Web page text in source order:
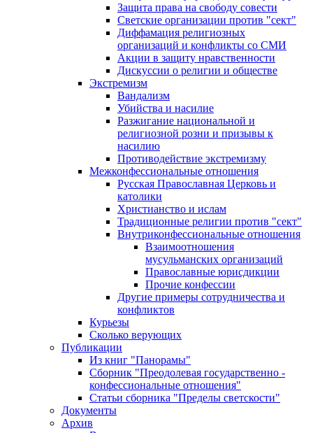
Защита права на свободу совести
Светские организации против "сект"
Диффамация религиозных
организаций и конфликты со СМИ
Акции в защиту нравственности
Дискуссии о религии и обществе
Экстремизм
Вандализм
Убийства и насилие
Разжигание национальной и
религиозной розни и призывы к
насилию
Противодействие экстремизму
Межконфессиональные отношения
Русская Православная Церковь и
католики
Христианство и ислам
Традиционные религии против "сект"
Внутриконфессиональные отношения
Взаимоотношения
мусульманских организаций
Православные юрисдикции
Прочие конфессии
Другие примеры сотрудничества и
конфликтов
Курьезы
Сколько верующих
Публикации
Из книг "Панорамы"
Сборник "Преодолевая государственно -
конфессиональные отношения"
Статьи сборника "Пределы светскости"
Документы
Архив